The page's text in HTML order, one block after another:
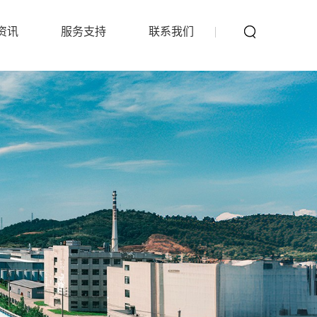
讯 服务支持 联系我们